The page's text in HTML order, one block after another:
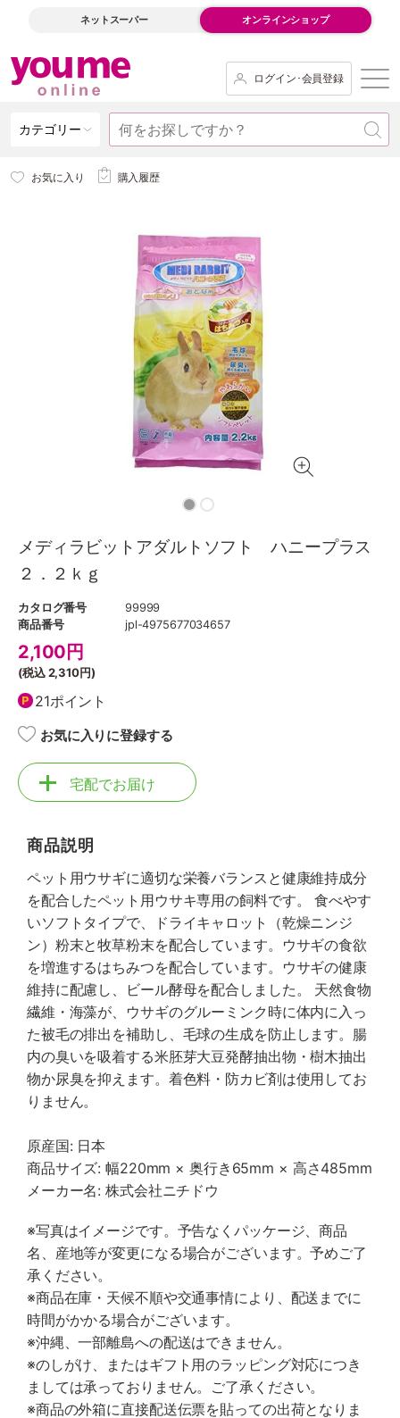
ネットスーパー オンラインショップ
ログイン･会員登録
カテゴリー
お気に入り 購入履歴
メディラビットアダルトソフト ハニープラス
２．２ｋｇ
カタログ番号
99999
商品番号
jpl-4975677034657
2,100 円
(税込2,310円)
21ポイント
お気に入りに登録する
宅配でお届け
商品説明
ペット用ウサギに適切な栄養バランスと健康維持成分
を配合したペット用ウサキ専用の飼料です。 食べやす
いソフトタイプで、ドライキャロット（乾燥ニンジ
ン）粉末と牧草粉末を配合しています。ウサギの食欲
を増進するはちみつを配合しています。ウサギの健康
維持に配慮し、ビール酵母を配合しました。 天然食物
繊維・海藻が、ウサギのグルーミンク時に体内に入っ
た被毛の排出を補助し、毛球の生成を防止します。腸
内の臭いを吸着する米胚芽大豆発酵抽出物・樹木抽出
物か尿臭を抑えます。着色料・防カビ剤は使用してお
りません。
原産国: 日本
商品サイズ: 幅220mm × 奥行き65mm × 高さ485mm
メーカー名: 株式会社ニチドウ
※写真はイメージです。予告なくパッケージ、商品
名、産地等が変更になる場合がございます。予めご了
承ください。
※商品在庫・天候不順や交通事情により、配送までに
時間がかかる場合がございます。
※沖縄、一部離島への配送はできません。
※のしがけ、またはギフト用のラッピング対応につき
ましては承っておりません。ご了承ください。
※商品の外箱に直接配送伝票を貼っての出荷となりま